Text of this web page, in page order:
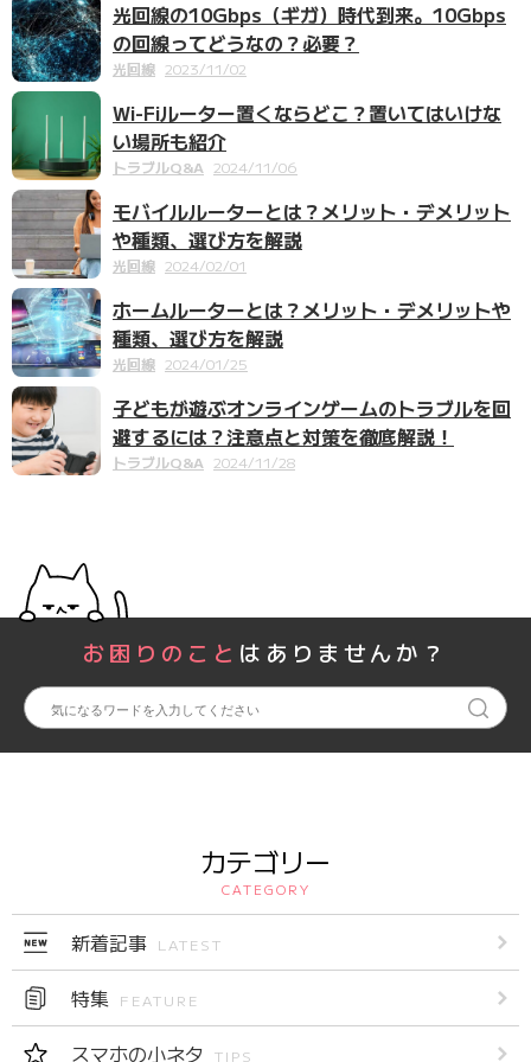
光回線の10Gbps（ギガ）時代到来。10Gbps
の回線ってどうなの？必要？
光回線 2023/11/02
Wi-Fiルーター置くならどこ？置いてはいけな
い場所も紹介
トラブルQ&A 2024/11/06
モバイルルーターとは？メリット・デメリット
や種類、選び方を解説
光回線 2024/02/01
ホームルーターとは？メリット・デメリットや
種類、選び方を解説
光回線 2024/01/25
子どもが遊ぶオンラインゲームのトラブルを回
避するには？注意点と対策を徹底解説！
トラブルQ&A 2024/11/28
お困りのこと はありませんか？
カテゴリー
CATEGORY
新着記事 LATEST
特集 FEATURE
スマホの小ネタ TIPS